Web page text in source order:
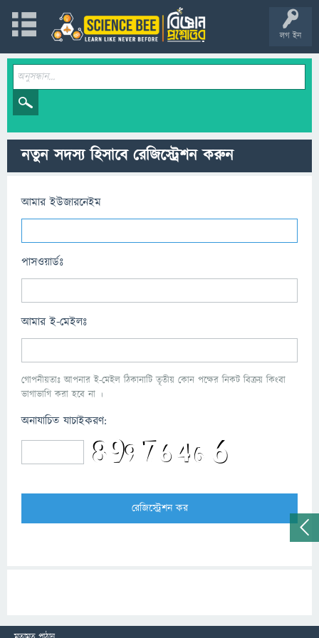
লগ ইন
নতুন সদস্য হিসাবে রেজিস্ট্রেশন করুন
আমার ইউজারনেইম
পাসওয়ার্ডঃ
আমার ই-মেইলঃ
গোপনীয়তাঃ আপনার ই-মেইল ঠিকানাটি তৃতীয় কোন পক্ষের নিকট বিক্রয় কিংবা
ভাগাভাগি করা হবে না ।
অনাযাচিত যাচাইকরণ: